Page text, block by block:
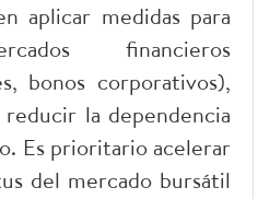
aplicar medidas para
financieros
bonos corporativos),
la dependencia
Es prioritario acelerar
del mercado bursátil